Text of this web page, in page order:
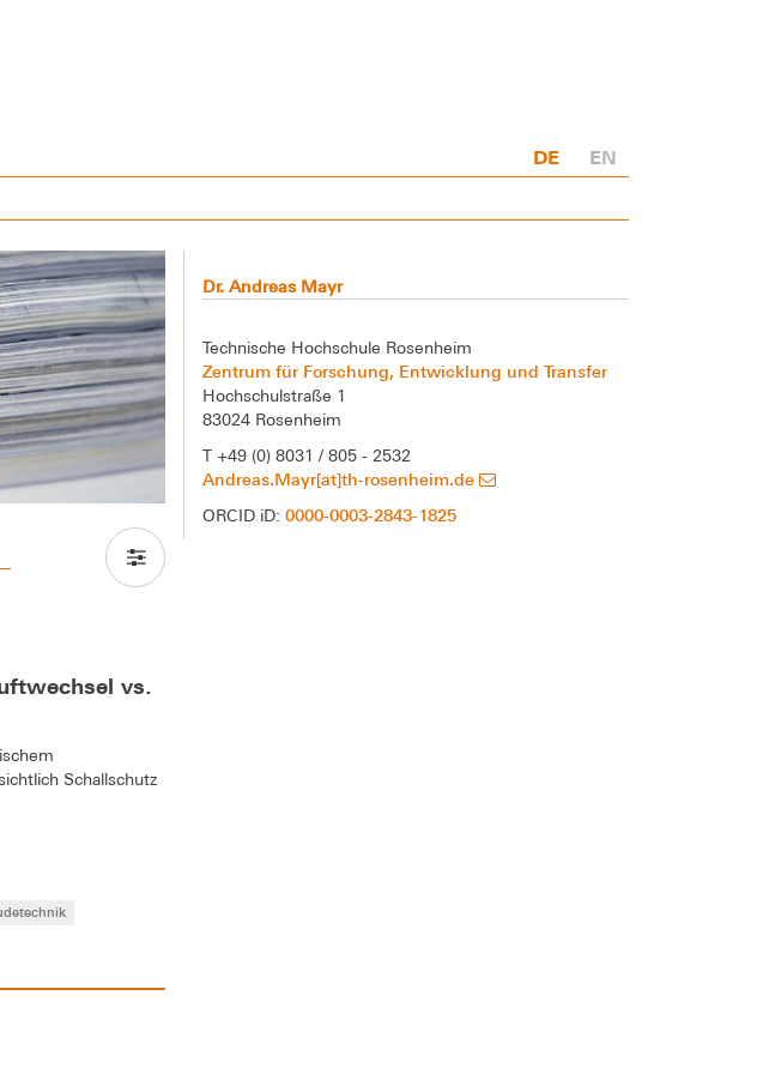
DE EN
vs.
Schallschutz
Dr. Andreas Mayr
Technische Hochschule Rosenheim
Zentrum für Forschung, Entwicklung und Transfer
Hochschulstraße 1
83024 Rosenheim
T +49 (0) 8031 / 805 - 2532
Andreas.Mayr[at]th-rosenheim.de
ORCID iD:0000-0003-2843-1825